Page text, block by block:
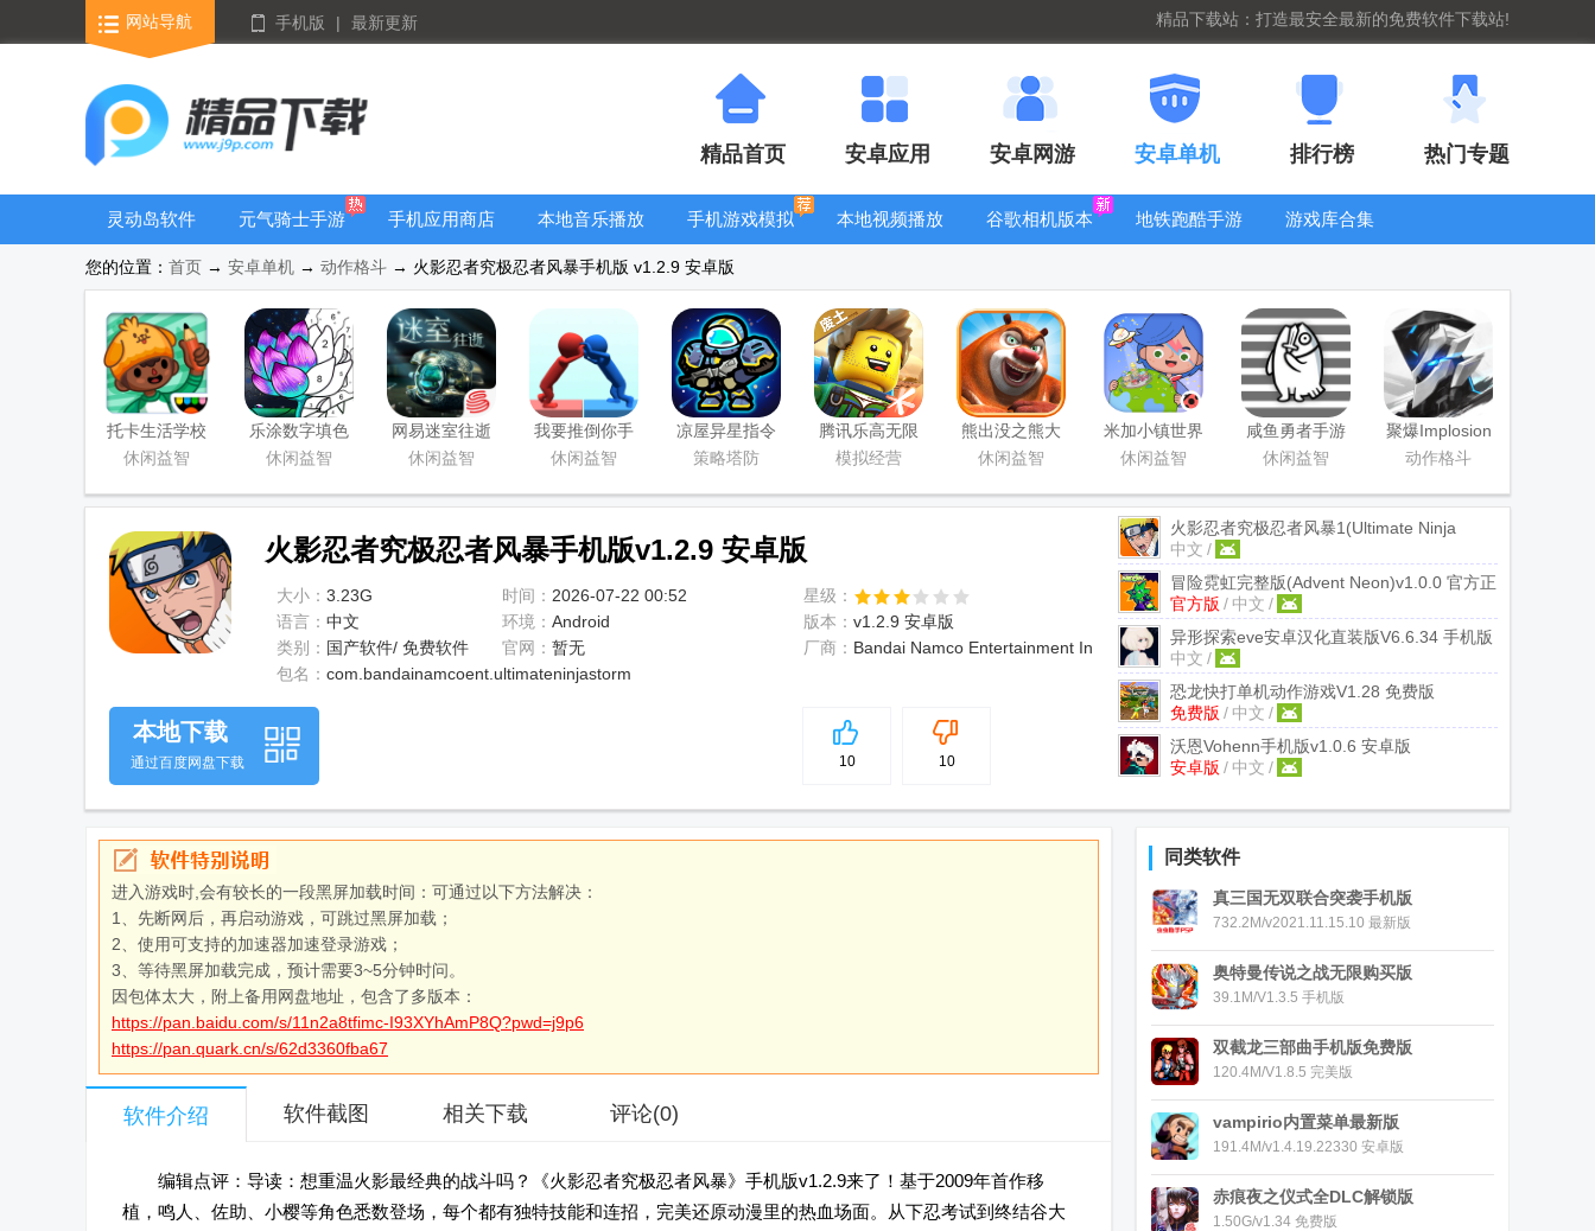
网站导航 手机版 | 最新更新 精品下载站：打造最安全最新的免费软件下载站!
精品首页 安卓应用 安卓网游 安卓单机 排行榜 热门专题
灵动岛软件
元气骑士手游
大全
手机应用商店
本地音乐播放
器
手机游戏模拟
器安卓版合集
本地视频播放
谷歌相机版本
地铁跑酷手游
游戏库合集
看器
您的位置： 首页 → 安卓单机 → 动作格斗 → 火影忍者究极忍者风暴手机版 v1.2.9 安卓版
托卡生活学校
完整版游戏
休闲益智
乐涂数字填色
无限提示版
休闲益智
网易迷室往逝
官方版下载安
休闲益智
我要推倒你手
游最新版
休闲益智
凉屋异星指令
手游官方版
策略塔防
腾讯乐高无限
游戏
模拟经营
熊出没之熊大
快跑
休闲益智
米加小镇世界
国际版(Miga
休闲益智
咸鱼勇者手游
休闲益智
聚爆Implosion
手游
动作格斗
火影忍者究极忍者风暴手机版v1.2.9 安卓版
大小： 3.23G 时间： 2026-07-22 00:52
星级：
语言： 中文 环境： Android 版本： v1.2.9 安卓版
类别： 国产软件/ 免费软件 官网： 暂无 厂商： Bandai Namco Entertainment Inc.
包名： com.bandainamcoent.ultimateninjastorm
火影忍者究极忍者风暴1(Ultimate Ninja
STORM)
中文 /
冒险霓虹完整版(Advent Neon)v1.0.0 官方正
版
官方版 / 中文 /
异形探索eve安卓汉化直装版V6.6.34 手机版
中文 /
恐龙快打单机动作游戏V1.28 免费版
免费版 / 中文 /
沃恩Vohenn手机版v1.0.6 安卓版
安卓版 / 中文 /
5
10 10
本地下载
通过百度网盘下载
进入游戏时,会有较长的一段黑屏加载时间：可通过以下方法解决：
1、先断网后，再启动游戏，可跳过黑屏加载；
2、使用可支持的加速器加速登录游戏；
3、等待黑屏加载完成，预计需要3~5分钟时问。
因包体太大，附上备用网盘地址，包含了多版本：
https://pan.baidu.com/s/11n2a8tfimc-I93XYhAmP8Q?pwd=j9p6
https://pan.quark.cn/s/62d3360fba67
软件介绍 软件截图 相关下载 评论(0)
编辑点评：导读：想重温火影最经典的战斗吗？《火影忍者究极忍者风暴》手机版v1.2.9来了！基于2009年首作移
植，鸣人、佐助、小樱等角色悉数登场，每个都有独特技能和连招，完美还原动漫里的热血场面。从下忍考试到终结谷大
同类软件
真三国无双联合突袭手机版
732.2M/v2021.11.15.10 最新版
奥特曼传说之战无限购买版
39.1M/V1.3.5 手机版
双截龙三部曲手机版免费版
120.4M/V1.8.5 完美版
vampirio内置菜单最新版
191.4M/v1.4.19.22330 安卓版
赤痕夜之仪式全DLC解锁版
1.50G/v1.34 免费版